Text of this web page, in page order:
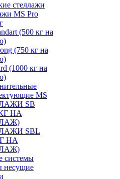
стеллажи
MS Pro
(500 кг на
(750 кг на
(1000 кг на
MS
SB
НА
SBL
НА
системы
несущие